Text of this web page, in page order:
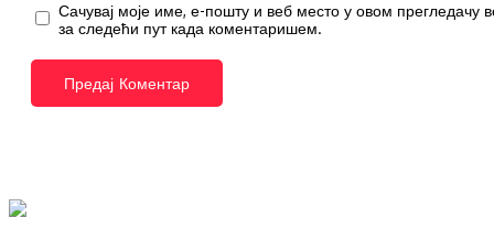
Сачувај моје име, е-пошту и веб место у овом прегледачу
за следећи пут када коментаришем.